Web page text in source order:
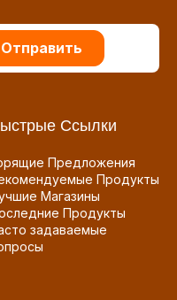
Отправить
Ссылки
Предложения
Продукты
Магазины
Продукты
задаваемые